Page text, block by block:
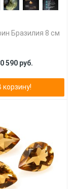
Бразилия 8 см
590 руб.
корзину!